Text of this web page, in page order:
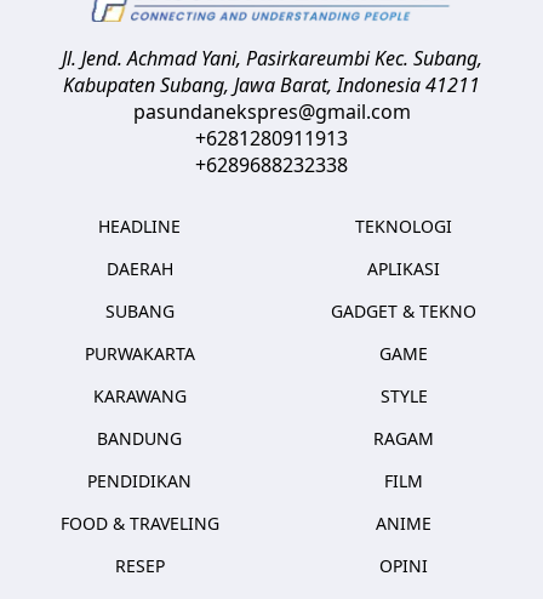
Jl. Jend. Achmad Yani, Pasirkareumbi Kec. Subang,
Kabupaten Subang, Jawa Barat,Indonesia41211
pasundanekspres@gmail.com
+6281280911913
+6289688232338
HEADLINE
DAERAH
SUBANG
PURWAKARTA
KARAWANG
BANDUNG
PENDIDIKAN
FOOD & TRAVELING
RESEP
TEKNOLOGI
APLIKASI
GADGET & TEKNO
GAME
STYLE
RAGAM
FILM
ANIME
OPINI